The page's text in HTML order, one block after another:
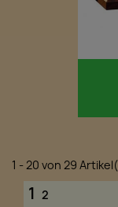
1 - 20 von 29
1 2